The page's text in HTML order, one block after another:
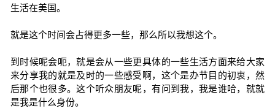
生活在美国。
就是这个时间会占得更多一些，那么所以我想这个。
到时候呢会呃，就是会从一些更具体的一些生活方面来给大家
来分享我的就是及时的一些感受啊，这个是办节目的初衷，然
后那个也很多。这个听众朋友呢，有问到我，我是谁哈，就就
是我是什么身份。